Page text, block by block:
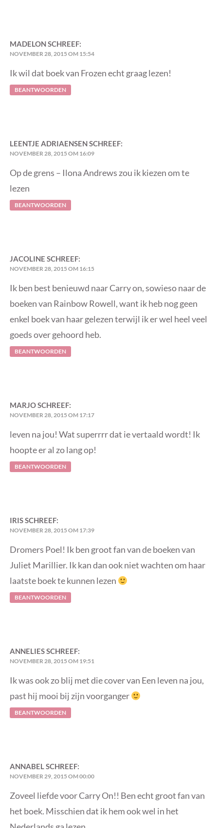
MADELONSCHREEF:
NOVEMBER 28, 2015 OM 15:54
Ik wil dat boek van Frozen echt graag lezen!
BEANTWOORDEN
LEENTJE ADRIAENSENSCHREEF:
NOVEMBER 28, 2015 OM 16:09
Op de grens – Ilona Andrews zou ik kiezen om te
lezen
BEANTWOORDEN
JACOLINE SCHREEF:
NOVEMBER 28, 2015 OM 16:15
Ik ben best benieuwd naar Carry on, sowieso naar de
boeken van Rainbow Rowell, want ik heb nog geen
enkel boek van haar gelezen terwijl ik er wel heel veel
goeds over gehoord heb.
BEANTWOORDEN
MARJOSCHREEF:
NOVEMBER 28, 2015 OM 17:17
leven na jou! Wat superrrr dat ie vertaald wordt! Ik
hoopte er al zo lang op!
BEANTWOORDEN
IRISSCHREEF:
NOVEMBER 28, 2015 OM 17:39
Dromers Poel! Ik ben groot fan van de boeken van
Juliet Marillier. Ik kan dan ook niet wachten om haar
laatste boek te kunnen lezen
BEANTWOORDEN
ANNELIESSCHREEF:
NOVEMBER 28, 2015 OM 19:51
Ik was ook zo blij met die cover van Een leven na jou,
past hij mooi bij zijn voorganger
BEANTWOORDEN
ANNABELSCHREEF:
NOVEMBER 29, 2015 OM 00:00
Zoveel liefde voor Carry On!! Ben echt groot fan van
het boek. Misschien dat ik hem ook wel in het